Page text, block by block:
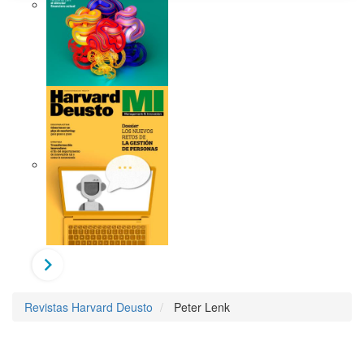
Revistas Harvard Deusto Peter Lenk